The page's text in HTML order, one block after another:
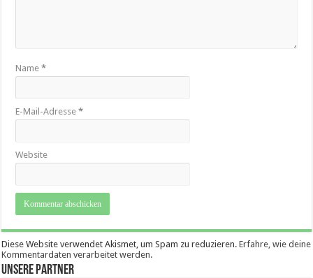
Name*
E-Mail-Adresse*
Website
Diese Website verwendet Akismet, um Spam zu reduzieren.Erfahre, wie deine
Kommentardaten verarbeitet werden.
Unsere Partner